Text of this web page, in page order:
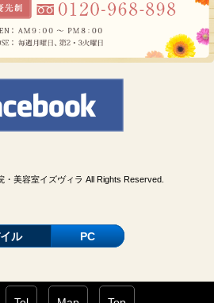
美容室イズヴィラ All Rights Reserved.
ル PC